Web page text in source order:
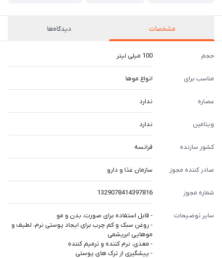
مشخصات دیدگاه‌ها
حجم 100 میلی لیتر
مناسب برای انواع موها
عصاره ندارد
ویتامین ندارد
کشور سازنده فرانسه
صادر کننده مجوز سازمان غذا و دارو
شماره مجوز 1329078414397816
سایر توضیحات
- قابل استفاده برای صورت، بدن و مو
- روغن سبک و کم چرب برای ایجاد پوستی نرم، لطیف و
موهایی ابریشمی
- مغذی، نرم کننده و ترمیم کننده
- پیشگیری از ترک های پوستی